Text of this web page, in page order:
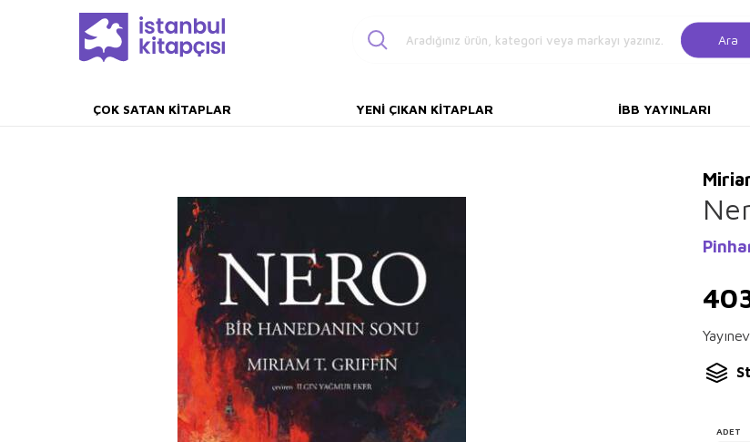
Ara
ÇOK SATAN KITAPLAR YENI ÇIKAN KITAPLAR İBB YAYINLARI
ADET